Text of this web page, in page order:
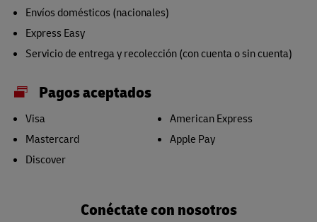
Envíos domésticos (nacionales)
Express Easy
Servicio de entrega y recolección (con cuenta o sin cuenta)
Pagos aceptados
Visa
Mastercard
Discover
American Express
Apple Pay
Conéctate con nosotros